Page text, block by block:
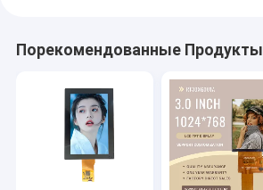
Порекомендованные Продукты